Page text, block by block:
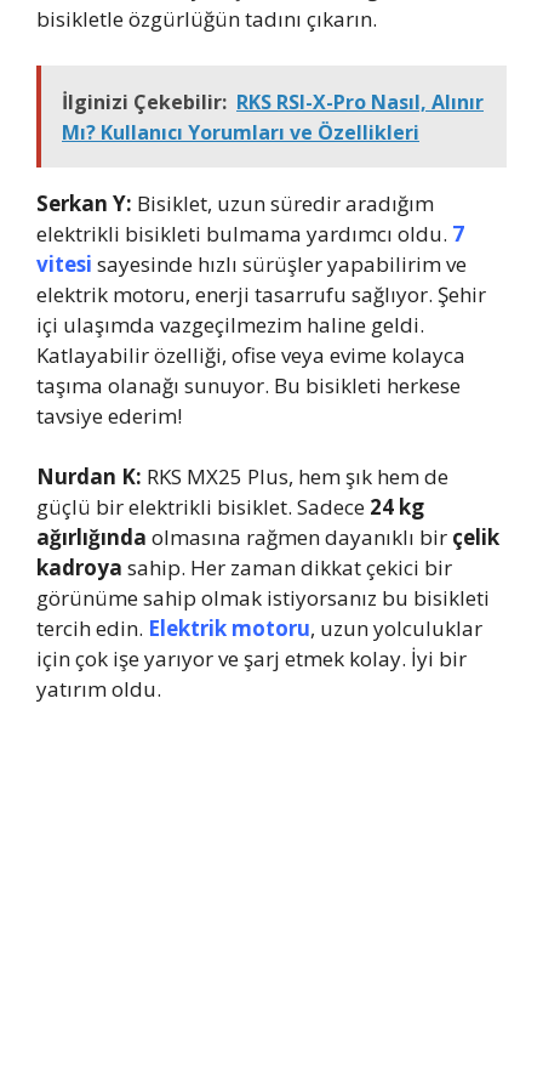
bisikletle özgürlüğün tadını çıkarın.
İlginizi Çekebilir: RKS RSI-X-Pro Nasıl, Alınır
Mı? Kullanıcı Yorumları ve Özellikleri
Serkan Y: Bisiklet, uzun süredir aradığım
elektrikli bisikleti bulmama yardımcı oldu. 7
vitesi sayesinde hızlı sürüşler yapabilirim ve
elektrik motoru, enerji tasarrufu sağlıyor. Şehir
içi ulaşımda vazgeçilmezim haline geldi.
Katlayabilir özelliği, ofise veya evime kolayca
taşıma olanağı sunuyor. Bu bisikleti herkese
tavsiye ederim!
Nurdan K: RKS MX25 Plus, hem şık hem de
güçlü bir elektrikli bisiklet. Sadece 24 kg
ağırlığında olmasına rağmen dayanıklı bir çelik
kadroya sahip. Her zaman dikkat çekici bir
görünüme sahip olmak istiyorsanız bu bisikleti
tercih edin. Elektrik motoru, uzun yolculuklar
için çok işe yarıyor ve şarj etmek kolay. İyi bir
yatırım oldu.